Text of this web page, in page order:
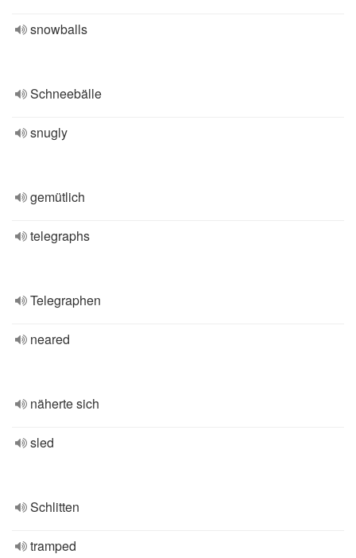
snowballs
Schneebälle
snugly
gemütlich
telegraphs
Telegraphen
neared
näherte sich
sled
Schlitten
tramped